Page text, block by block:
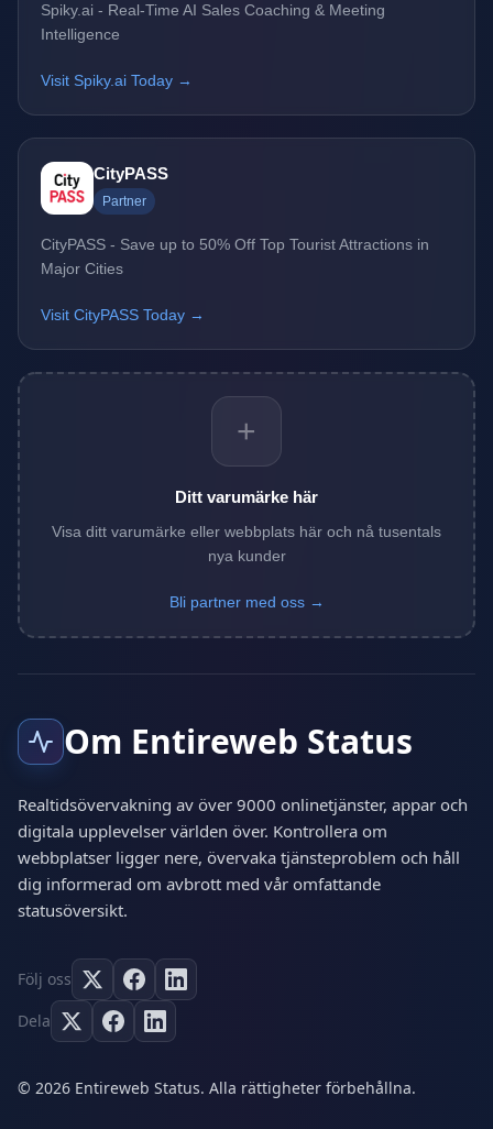
Spiky.ai - Real-Time AI Sales Coaching & Meeting
Intelligence
Visit Spiky.ai Today →
CityPASS
Partner
CityPASS - Save up to 50% Off Top Tourist Attractions in
Major Cities
Visit CityPASS Today →
+
Ditt varumärke här
Visa ditt varumärke eller webbplats här och nå tusentals
nya kunder
Bli partner med oss →
Om Entireweb Status
Realtidsövervakning av över 9000 onlinetjänster, appar och
digitala upplevelser världen över. Kontrollera om
webbplatser ligger nere, övervaka tjänsteproblem och håll
dig informerad om avbrott med vår omfattande
statusöversikt.
Följ oss
Dela
© 2026 Entireweb Status. Alla rättigheter förbehållna.